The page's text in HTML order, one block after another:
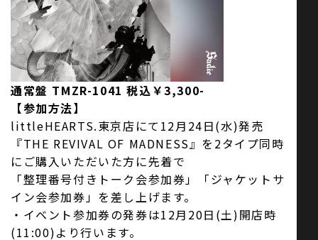
通常盤 TMZR-1041 税込￥3,300-
【参加方法】
littleHEARTS.東京店にて12月24日(水)発売
『THE REVIVAL OF MADNESS』を2タイプ同時
にご購入いただいた方に先着で
「整理番号付きトーク会参加券」「ジャケットサ
イン会参加券」を差し上げます。
・イベント参加券の発券は12月20日(土)開店時
(11:00)より行います。